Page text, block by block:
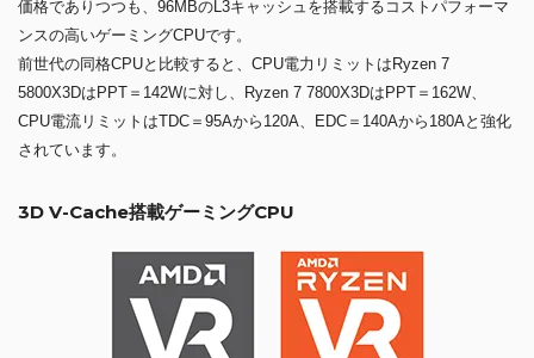
価格でありつつも、96MBのL3キャッシュを搭載するコストパフォーマ
ンスの高いゲーミングCPUです。
前世代の同格CPUと比較すると、CPU電力リミットはRyzen 7
5800X3DはPPT＝142Wに対し、Ryzen 7 7800X3DはPPT＝162W、
CPU電流リミットはTDC＝95Aから120A、EDC＝140Aから180Aと強化
されています。
3D V-Cache搭載ゲーミングCPU